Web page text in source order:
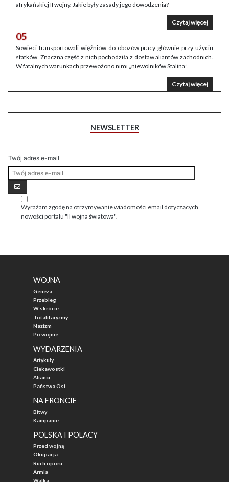
afrykańskiej II wojny. Jakie były zasady jego dowodzenia?
Czytaj więcej
05
Sowieci transportowali więźniów do obozów pracy głównie przy użyciu
statków. Znaczna część z nich pochodziła z dostaw aliantów zachodnich.
W fatalnych warunkach przewożono nimi „niewolników Stalina”.
Czytaj więcej
NEWSLETTER
Twój adres e-mail
Wyrażam zgodę na otrzymywanie wiadomości email dotyczących
nowości portalu "II wojna światowa".
WOJNA
Geneza
Przebieg
W skrócie
Totalitaryzmy
Nazizm
Po wojnie
WYDARZENIA
Artykuły
Ciekawostki
Alianci
Państwa Osi
NA FRONCIE
Bitwy
Kampanie
POLSKA I POLACY
Przed wojną
Okupacja
Ruch oporu
Armia
Walka